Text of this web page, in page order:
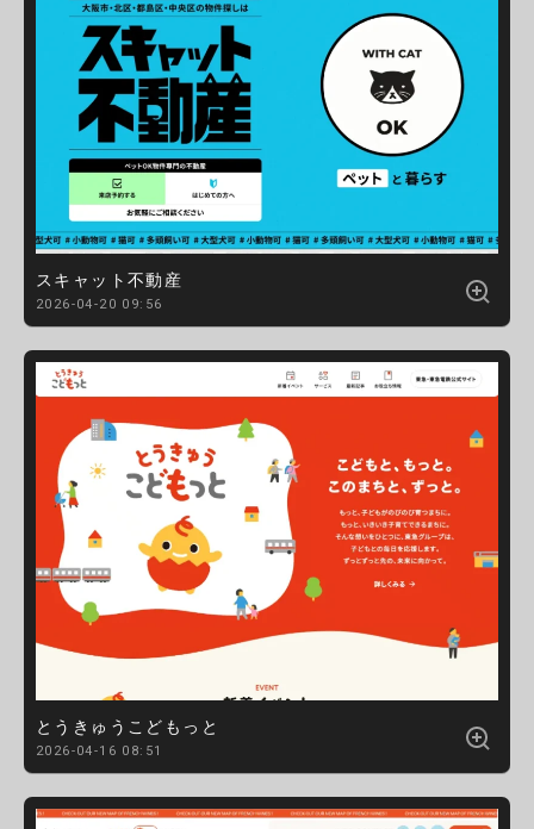
スキャット不動産
2026-04-20 09:56
とうきゅうこどもっと
2026-04-16 08:51